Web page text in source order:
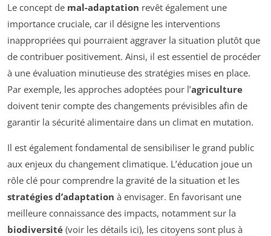
Le concept de mal-adaptation revêt également une
importance cruciale, car il désigne les interventions
inappropriées qui pourraient aggraver la situation plutôt que
de contribuer positivement. Ainsi, il est essentiel de procéder
à une évaluation minutieuse des stratégies mises en place.
Par exemple, les approches adoptées pour l’agriculture
doivent tenir compte des changements prévisibles afin de
garantir la sécurité alimentaire dans un climat en mutation.
Il est également fondamental de sensibiliser le grand public
aux enjeux du changement climatique. L’éducation joue un
rôle clé pour comprendre la gravité de la situation et les
stratégies d’adaptation à envisager. En favorisant une
meilleure connaissance des impacts, notamment sur la
biodiversité (voir les détails ici), les citoyens sont plus à